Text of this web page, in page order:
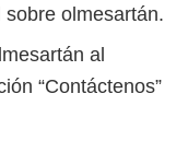
olmesartán.
al
“Contáctenos”